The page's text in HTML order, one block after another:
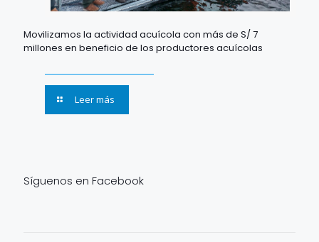
Movilizamos la actividad acuícola con más de S/ 7
millones en beneficio de los productores acuícolas
Leer más
Síguenos en Facebook